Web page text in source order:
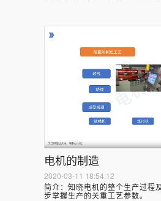
电机的制造
2020-03-11 18:54:12
简介： 知晓电机的整个生产过程
步掌握生产的关重工艺参数。